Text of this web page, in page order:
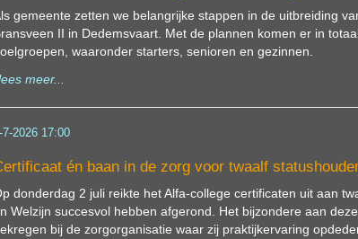
gemeente zetten we belangrijke stappen in de uitbreiding
II in Dedemsvaart. Met de plannen komen er in
waaronder starters, senioren en gezinnen.
meer...
7-2026 17:00
én baan in de zorg voor twaalf
donderdag 2 juli reikte het Alfa-college certificaten uit aan
Welzijn succesvol hebben afgerond. Het bijzondere aan
bij de zorgorganisatie waar zij praktijkervaring